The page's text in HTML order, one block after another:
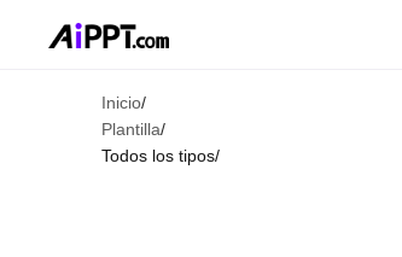
Inicio/
Plantilla/
Todos los tipos/